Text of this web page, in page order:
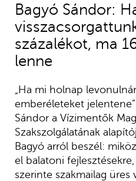
Bagyó Sándor:
százalékot, ma
lenne
„Ha mi holnap
emberéleteket
Sándor a Vízimentők
Szakszolgálatának
Bagyó arról beszél:
el balatoni
szerinte szakmailag üres